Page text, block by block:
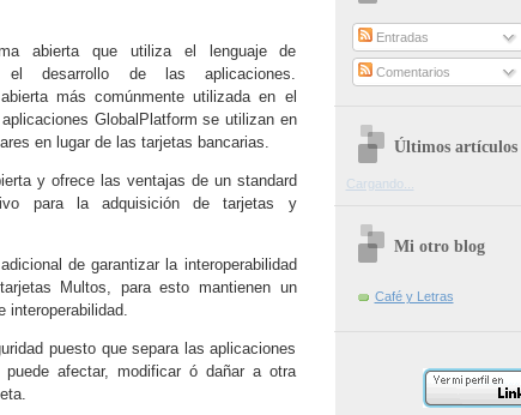
abierta que utiliza el lenguaje de
el desarrollo de las aplicaciones.
más comúnmente utilizada en el
GlobalPlatform se utilizan en
en lugar de las tarjetas bancarias.
y ofrece las ventajas de un standard
para la adquisición de tarjetas y
de garantizar la interoperabilidad
Multos, para esto mantienen un
interoperabilidad.
puesto que separa las aplicaciones
afectar, modificar ó dañar a otra
Entradas
Comentarios
Últimos artículos
Cargando...
Mi otro blog
Café y Letras